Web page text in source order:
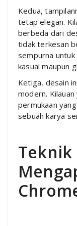
Kedua,
tetap elegan.
berbeda dari
tidak terkesan
sempurna
kasual maupun
Ketiga, desain
modern.
permukaan
sebuah karya
Teknik